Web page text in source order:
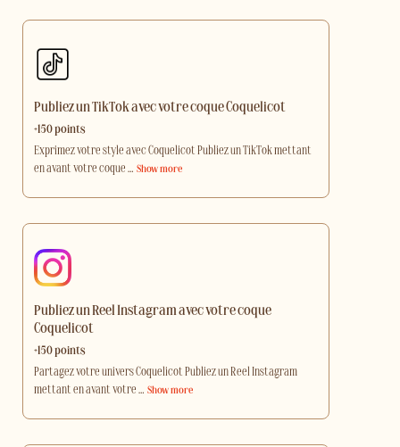
Publiez un TikTok avec votre coque Coquelicot
+150 points
Exprimez votre style avec Coquelicot Publiez un TikTok mettant
en avant votre coque … Show more
Publiez un Reel Instagram avec votre coque
Coquelicot
+150 points
Partagez votre univers Coquelicot Publiez un Reel Instagram
mettant en avant votre … Show more